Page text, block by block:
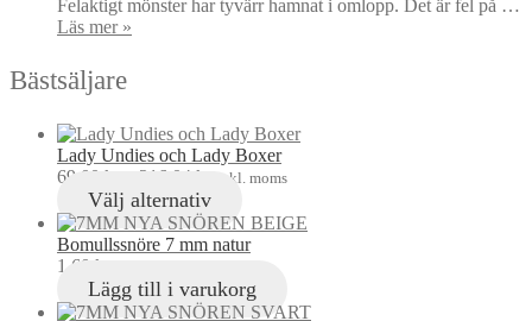
Felaktigt mönster har tyvärr hamnat i omlopp. Det är fel på …
Läs mer »
Bästsäljare
Lady Undies och Lady Boxer
69,00 kr 216,04 kr inkl. moms
Välj alternativ
Bomullssnöre 7 mm natur
1,60 kr
Lägg till i varukorg